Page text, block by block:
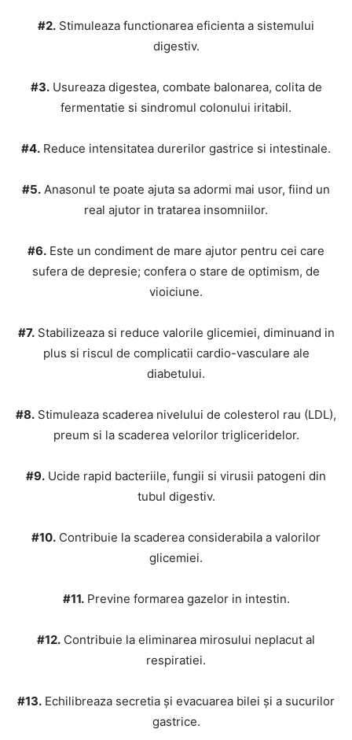
#2. Stimuleaza functionarea eficienta a sistemului
digestiv.
#3.Usureaza digestea, combate balonarea, colita de
fermentatie si sindromul colonului iritabil.
#4. Reduce intensitatea durerilor gastrice si intestinale.
#5. Anasonul te poate ajuta sa adormi mai usor, fiind un
real ajutor in tratarea insomniilor.
#6. Este un condiment de mare ajutor pentru cei care
sufera de depresie; confera o stare de optimism, de
vioiciu­ne.
#7.Stabili­zeaza si reduce valorile glicemiei, diminuand in
plus si riscul de complicatii cardio-vasculare ale
diabetului.
#8. Stimuleaza scaderea nivelului de colesterol rau (LDL),
preum si la scaderea velorilor trigliceridelor.
#9. Ucide rapid bacteriile, fungii si virusii pato­geni din
tubul digestiv.
#10. Contribuie la scaderea considerabila a valorilor
glicemiei.
#11.Previne formarea gazelor in intestin.
#12. Contribuie la eliminarea mirosului neplacut al
respiratiei.
#13. Echilibreaza secretia și eva­cuarea bilei și a sucurilor
gastrice.